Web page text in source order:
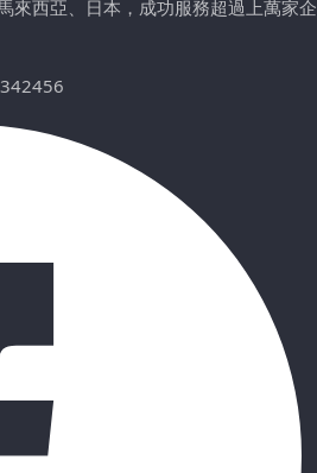
來西亞、日本，成功服務超過上萬家企